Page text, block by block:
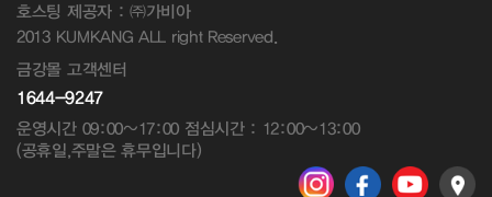
호스팅 제공자 : ㈜가비아
2013 KUMKANG ALL right Reserved.
금강몰 고객센터
1644-9247
운영시간 09:00~17:00 점심시간 : 12:00~13:00
(공휴일,주말은 휴무입니다)